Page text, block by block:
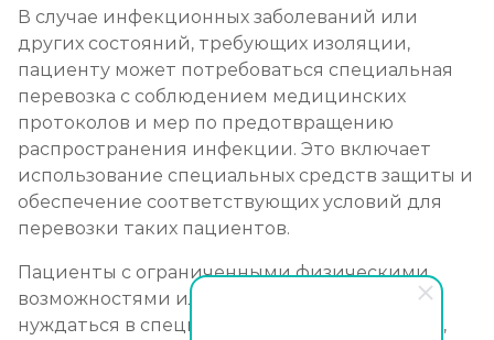
В случае инфекционных заболеваний или
других состояний, требующих изоляции,
пациенту может потребоваться специальная
перевозка с соблюдением медицинских
протоколов и мер по предотвращению
распространения инфекции. Это включает
использование специальных средств защиты и
обеспечение соответствующих условий для
перевозки таких пациентов.
Пациенты с ограниченными физическими
возможностями или инвалидами могут
нуждаться в специальной транспортировке,